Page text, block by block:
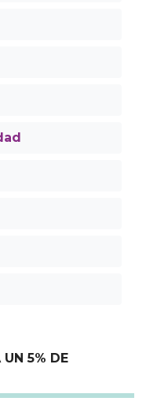
UN 5% DE